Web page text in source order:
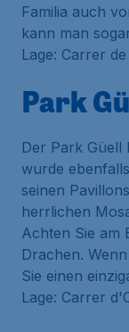
Familia auch
kann man
Lage: Carrer
Park
Der Park Güell
wurde
seinen
herrlichen
Achten Sie am
Drachen.
Sie einen
Lage: Carrer